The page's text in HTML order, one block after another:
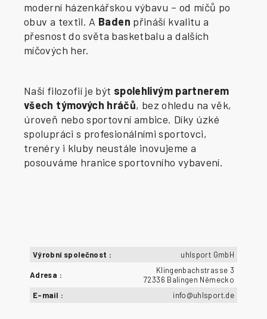
moderní házenkářskou výbavu – od míčů po
obuv a textil. A Baden přináší kvalitu a
přesnost do světa basketbalu a dalších
míčových her.
Naší filozofií je být spolehlivým partnerem
všech týmových hráčů, bez ohledu na věk,
úroveň nebo sportovní ambice. Díky úzké
spolupráci s profesionálními sportovci,
trenéry i kluby neustále inovujeme a
posouváme hranice sportovního vybavení.
Výrobní společnost : uhlsport GmbH
Adresa :
Klingenbachstrasse 3
72336 Balingen Německo
E-mail : info@uhlsport.de